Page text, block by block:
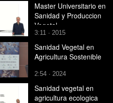
Master Universitario en
Sanidad y Produccion
Vegetal
3:11 · 2015
Sanidad Vegetal en
Agricultura Sostenible
2:54 · 2024
Sanidad vegetal en
agricultura ecologica